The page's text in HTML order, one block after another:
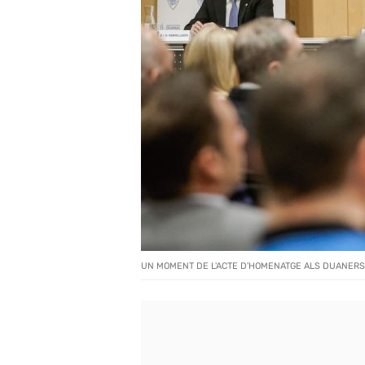
UN MOMENT DE L'ACTE D'HOMENATGE ALS